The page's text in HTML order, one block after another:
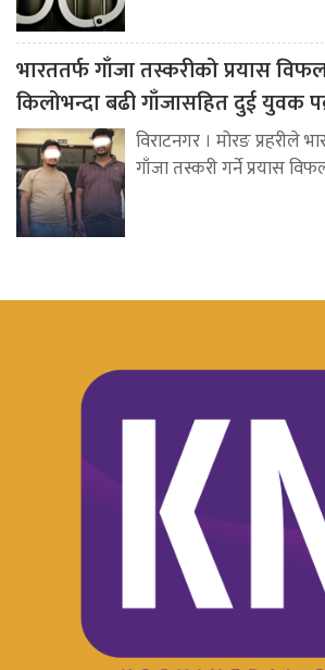
भारततर्फ गाँजा तस्करीको प्रयास
किलोभन्दा बढी गाँजासहित दुई युवक
विराटनगर । मोरङ प्रहरीले
गाँजा तस्करी गर्ने प्रयास